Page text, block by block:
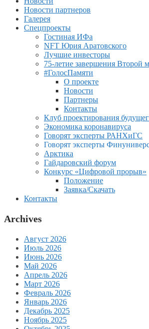
Новости партнеров
Галерея
Спецпроекты
Гостиная ИФа
NFT Юрия Аратовского
Лучшие инвесторы
75-летие завершения Второй
#ГолосПамяти
О проекте
Новости
Партнеры
Контакты
Клуб проектирования
Экономика коронавируса
Говорят эксперты РАНХиГС
Говорят эксперты
Арктика
Гайдаровский форум
Конкурс «Цифровой прорыв»
Положение
Заявка/Скачать
Контакты
Archives
Август 2026
Июль 2026
Июнь 2026
Май 2026
Апрель 2026
Март 2026
Февраль 2026
Январь 2026
Декабрь 2025
Ноябрь 2025